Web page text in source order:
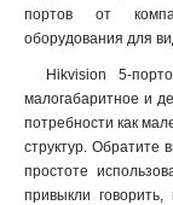
портов от
оборудования для
Hikvision 5-
малогабаритное и
потребности как
структур. Обратите
простоте
привыкли